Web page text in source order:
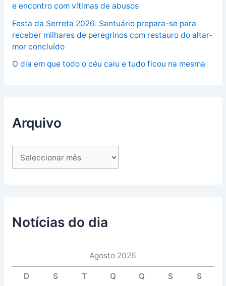
e encontro com vítimas de abusos
Festa da Serreta 2026: Santuário prepara-se para
receber milhares de peregrinos com restauro do altar-
mor concluído
O dia em que todo o céu caiu e tudo ficou na mesma
Arquivo
Notícias do dia
Agosto 2026
D S T Q Q S S